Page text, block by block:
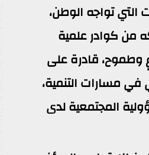
التي تواجه الوطن،
من كوادر علمية
وطموح، قادرة على
مسارات التنمية،
المجتمعية لدى